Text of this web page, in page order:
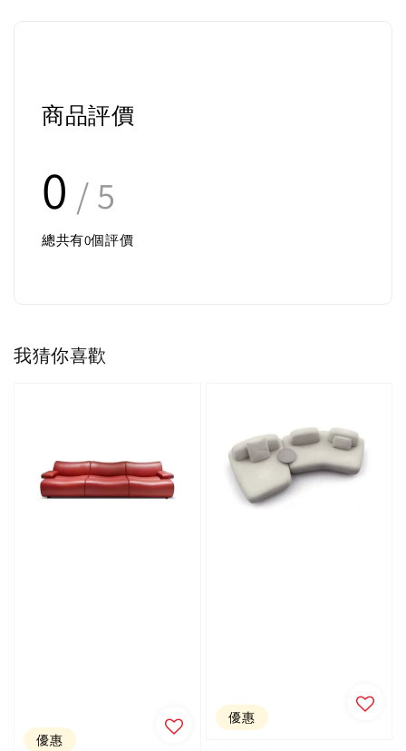
商品評價
0 / 5
總共有0個評價
我猜你喜歡
優惠
優惠